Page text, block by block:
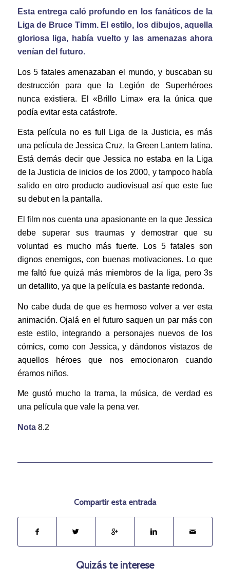
Esta entrega caló profundo en los fanáticos de la
Liga de Bruce Timm. El estilo, los dibujos, aquella
gloriosa liga, había vuelto y las amenazas ahora
venían del futuro.
Los 5 fatales amenazaban el mundo, y buscaban su
destrucción para que la Legión de Superhéroes
nunca existiera. El «Brillo Lima» era la única que
podía evitar esta catástrofe.
Esta película no es full Liga de la Justicia, es más
una película de Jessica Cruz, la Green Lantern latina.
Está demás decir que Jessica no estaba en la Liga
de la Justicia de inicios de los 2000, y tampoco había
salido en otro producto audiovisual así que este fue
su debut en la pantalla.
El film nos cuenta una apasionante en la que Jessica
debe superar sus traumas y demostrar que su
voluntad es mucho más fuerte. Los 5 fatales son
dignos enemigos, con buenas motivaciones. Lo que
me faltó fue quizá más miembros de la liga, pero 3s
un detallito, ya que la película es bastante redonda.
No cabe duda de que es hermoso volver a ver esta
animación. Ojalá en el futuro saquen un par más con
este estilo, integrando a personajes nuevos de los
cómics, como con Jessica, y dándonos vistazos de
aquellos héroes que nos emocionaron cuando
éramos niños.
Me gustó mucho la trama, la música, de verdad es
una película que vale la pena ver.
Nota8.2
Compartir esta entrada
Quizás te interese